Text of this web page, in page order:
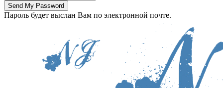
Пароль будет выслан Вам по электронной почте.